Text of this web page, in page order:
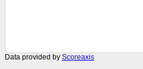
Data provided by Scoreaxis